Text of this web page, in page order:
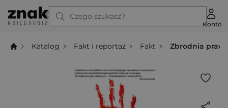
Czego szukasz?
Konto
Katalog Fakt i reportaż Fakt Zbrodnia